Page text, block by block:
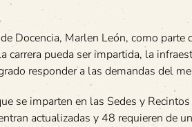
Docencia, Marlen León, como
carrera pueda ser impartida, la
responder a las demandas del
se imparten en las Sedes y
actualizadas y 48 requieren de